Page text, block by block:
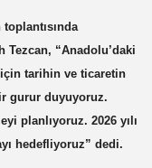
Tezcan, “Anadolu’daki
için tarihin ve ticaretin
gurur duyuyoruz.
planlıyoruz. 2026 yılı
hedefliyoruz” dedi.